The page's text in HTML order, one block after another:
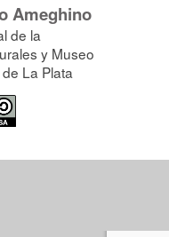
Ameghino
de la
y Museo
La Plata